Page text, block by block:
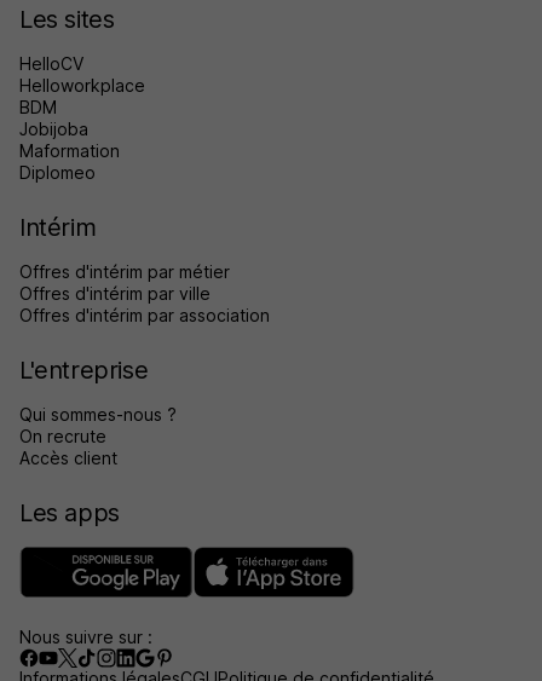
Les sites
HelloCV
Helloworkplace
BDM
Jobijoba
Maformation
Diplomeo
Intérim
Offres d'intérim par métier
Offres d'intérim par ville
Offres d'intérim par association
L'entreprise
Qui sommes-nous ?
On recrute
Accès client
Les apps
Nous suivre sur :